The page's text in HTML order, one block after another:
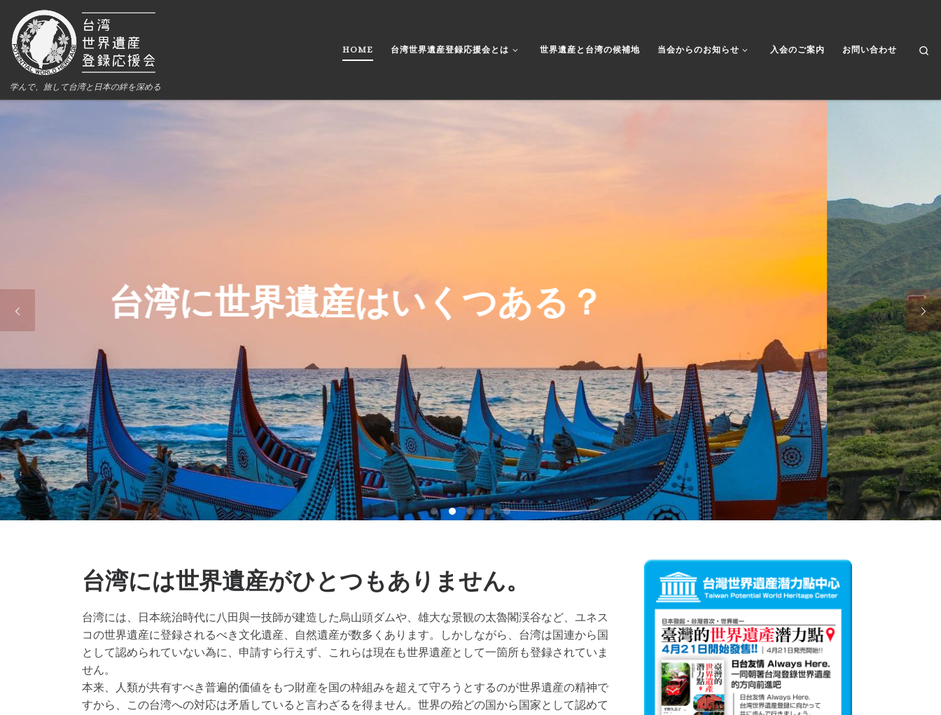
学んで、旅して台湾と日本の絆を深める
HOME 台湾世界遺産登録応援会とは 世界遺産と台湾の候補地 当会からのお知らせ 入会のご案内 お問い合わせ
台湾に世界遺産はいくつある？
台湾には世界遺産がひとつもありません。
台湾には、日本統治時代に八田與一技師が建造した烏山頭ダムや、雄大な景観の太魯閣渓谷など、ユネス
コの世界遺産に登録されるべき文化遺産、自然遺産が数多くあります。しかしながら、 台湾は国連から国
として認められていない為に、申請すら行えず、これらは現在も世界遺産として一箇所も登録されていま
せん。
本来、人類が共有すべき普遍的価値をもつ財産を国の枠組みを超えて守ろうとするのが世界遺産の精神で
すから、この台湾への対応は矛盾していると言わざるを得ません。 世界の殆どの国から国家として認めて